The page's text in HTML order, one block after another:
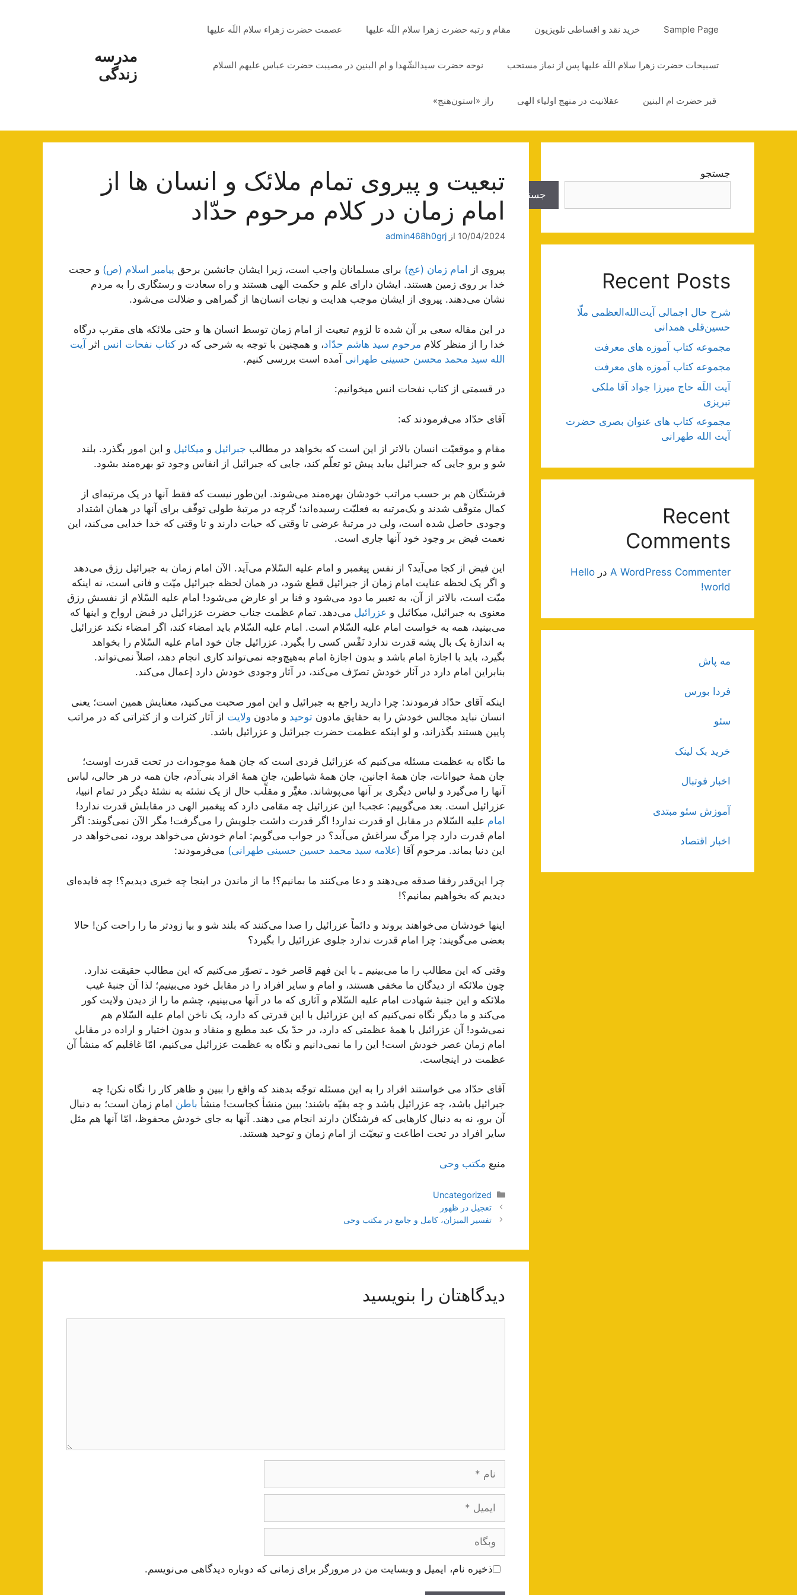
مدرسه
زندگی
Sample Page خرید نقد و اقساطی تلویزیون مقام و رتبه حضرت زهرا سلام اللَه علیها عصمت حضرت زهراء سلام اللَه علیها
تسبیحات حضرت زهرا سلام اللَه علیها پس از نماز مستحب نوحه حضرت سیدالشّهدا و ام البنین در مصیبت حضرت عباس علیهم السلام
قبر حضرت ام البنین عقلانیت در منهج اولیاء الهی راز «استون‌هنج»
تبعیت و پیروی تمام ملائک و انسان ها از
امام زمان در کلام مرحوم حدّاد
10/04/2024 از admin468h0grj
پیروی از امام زمان (عج) برای مسلمانان واجب است، زیرا ایشان جانشین برحق پیامبر اسلام (ص) و حجت
خدا بر روی زمین هستند. ایشان دارای علم و حکمت الهی هستند و راه سعادت و رستگاری را به مردم
نشان می‌دهند. پیروی از ایشان موجب هدایت و نجات انسان‌ها از گمراهی و ضلالت می‌شود.
در این مقاله سعی بر آن شده تا لزوم تبعیت از امام زمان توسط انسان ها و حتی ملائکه های مقرب درگاه
خدا را از منظر کلام مرحوم سید هاشم حدّاد، و همچنین با توجه به شرحی که در کتاب نفحات انس اثر آیت
الله سید محمد محسن حسینی طهرانی آمده است بررسی کنیم.
در قسمتی از کتاب نفحات انس میخوانیم:
آقای حدّاد می‌فرمودند که:
مقام و موقعیّت انسان بالاتر از این است که بخواهد در مطالب جبرائیل و میکائیل و این امور بگذرد. بلند
شو و برو جایی که جبرائیل بیاید پیش تو تعلّم کند، جایی که جبرائیل از انفاس وجود تو بهره‌مند ‌بشود.
فرشتگان هم بر حسب مراتب خودشان بهره‌مند می‌شوند. این‌طور نیست که فقط آنها در یک مرتبه‌ا‌ی از
کمال متوقّف شدند و یک‌مرتبه به فعلیّت رسیده‌اند؛ گرچه در مرتبۀ طولی توقّف برای آنها در همان اشتداد
وجودی حاصل شده است، ولی در مرتبۀ عرضی تا وقتی که حیات دارند و تا وقتی که خدا خدایی می‌کند، این
نعمت فیض بر وجود خود آنها جاری است.
این فیض از کجا می‌آید؟ از نفس پیغمبر و امام علیه السّلام می‌آید. الآن امام زمان به جبرائیل رزق می‌دهد
و اگر یک لحظه عنایت امام زمان از جبرائیل قطع شود، در همان لحظه جبرائیل میّت و فانی است، نه اینکه
میّت است، بالاتر از آن، به تعبیر ما دود می‌شود و فنا بر او عارض می‌شود! امام علیه السّلام از نفسش رزق
معنوی به جبرائیل، میکائیل و عزرائیل می‌دهد. تمام عظمت جناب حضرت عزرائیل در قبض ارواح و اینها که
می‌بینید، همه به خواست امام علیه السّلام است. امام علیه السّلام باید امضاء کند، اگر امضاء نکند عزرائیل
به اندازۀ یک بال پشه قدرت ندارد نَفْس کسی را بگیرد. عزرائیل جان خود امام علیه السّلام را بخواهد
بگیرد، باید با اجازۀ امام باشد و بدون اجازۀ امام به‌هیچ‌وجه نمی‌تواند کاری انجام دهد، اصلاً نمی‌تواند.
بنابراین امام دارد در آثار خودش تصرّف می‌کند، در آثار وجودی خودش دارد إعمال می‌کند.
اینکه آقای حدّاد فرمودند: چرا دارید راجع به جبرائیل و این امور صحبت می‌کنید، معنایش همین است؛ یعنی
انسان نباید مجالس خودش را به حقایق مادون توحید و مادون ولایت از آثار کثرات و از کثراتی که در مراتب
پایین هستند بگذراند، و لو اینکه عظمت حضرت جبرائیل و عزرائیل باشد.
ما نگاه به عظمت مسئله می‌کنیم که عزرائیل فردی است که جان همۀ موجودات در تحت قدرت اوست؛
جان همۀ حیوانات، جان همۀ اجانین، جان همۀ شیاطین، جان همۀ افراد بنی‌آدم، جان همه در هر حالی، لباس
آنها را می‌گیرد و لباس دیگری بر آنها می‌پوشاند. مغیِّر و مقلِّب حال از یک نشئه به نشئۀ دیگر در تمام انبیا،
عزرائیل است. بعد می‌گوییم: عجب! این عزرائیل چه مقامی دارد که پیغمبر الهی در مقابلش قدرت ندارد!
امام علیه السّلام در مقابل او قدرت ندارد! اگر قدرت داشت جلویش را می‌گرفت! مگر الآن نمی‌گویند: اگر
امام قدرت دارد چرا مرگ سراغش می‌آید؟ در جواب می‌گویم: امام خودش می‌خواهد برود، نمی‌‌خواهد در
این دنیا بماند. مرحوم آقا (علامه سید محمد حسین حسینی طهرانی) می‌فرمودند:
چرا این‌قدر رفقا صدقه می‌دهند و دعا می‌کنند ما بمانیم؟! ما از ماندن در اینجا چه خیری دیدیم؟! چه فایده‌ای
دیدیم که بخواهیم بمانیم؟!
اینها خودشان می‌خواهند بروند و دائماً عزرائیل را صدا می‌‌کنند که بلند شو و بیا زودتر ما را راحت کن! حالا
بعضی می‌گویند: چرا امام قدرت ندارد جلوی عزرائیل را بگیرد؟
وقتی که این مطالب را ما می‌بینیم ـ با این فهم قاصر خود ـ تصوّر می‌کنیم که این مطالب حقیقت ندارد.
چون ملائکه از دیدگان ما مخفی هستند، و امام و سایر افراد را در مقابل خود می‌بینیم؛ لذا آن جنبۀ غیب
ملائکه و این جنبۀ شهادت امام علیه السّلام و آثاری که ما در آنها می‌بینیم، چشم ما را از دیدن ولایت کور
می‌کند و ما دیگر نگاه نمی‌کنیم که این عزرائیل با این قدرتی که دارد، یک ناخن امام علیه السّلام هم
نمی‌شود! آن عزرائیل با همۀ عظمتی که دارد، در حدّ یک عبد مطیع و منقاد و بدون اختیار و اراده در مقابل
امام زمان عصر خودش است! این را ما نمی‌دانیم و نگاه به عظمت عزرائیل می‌کنیم، امّا غافلیم که منشأ آن
عظمت در اینجاست.
آقای حدّاد می خواستند افراد را به این مسئله توجّه بدهند که واقع را ببین و ظاهر کار را نگاه نکن! چه
جبرائیل باشد، چه عزرائیل باشد و چه بقیّه باشند؛ ببین منشأ کجاست! منشأ باطن امام زمان است؛ به دنبال
آن برو، نه به دنبال کارهایی که فرشتگان دارند انجام می دهند. آنها به جای خودش محفوظ، امّا آنها هم مثل
سایر افراد در تحت اطاعت و تبعیّت از امام زمان و توحید هستند.
منیع مکتب وحی
دسته‌ها
Uncategorized
ناوبری
نوشته‌ها
تعجیل در ظهور
تفسیر المیزان، کامل و جامع در مکتب وحی
دیدگاهتان را بنویسید
وبگاه
ذخیره نام، ایمیل و وبسایت من در مرورگر برای زمانی که دوباره دیدگاهی می‌نویسم.
جستجو
جستجو
Recent Posts
شرح حال اجمالی آیت‌الله‌العظمی ملّا
حسین‌قلی همدانی
مجموعه کتاب آموزه های معرفت
مجموعه کتاب آموزه های معرفت
آیت اللَه حاج میرزا جواد آقا ملکی
تبریزی
مجموعه کتاب های عنوان بصری حضرت
آیت الله طهرانی
Recent
Comments
A WordPress Commenter در Hello
world!
مه پاش
فردا بورس
سئو
خرید بک لینک
اخبار فوتبال
آموزش سئو مبتدی
اخبار اقتصاد